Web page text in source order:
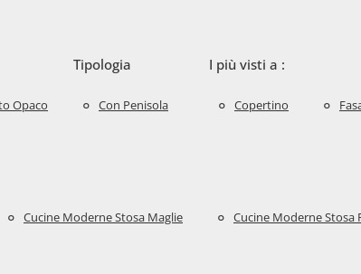
Opaco
Tipologia
Con Penisola
I più visti a :
Copertino
Cucine Moderne Stosa Maglie Cucine Moderne Stosa